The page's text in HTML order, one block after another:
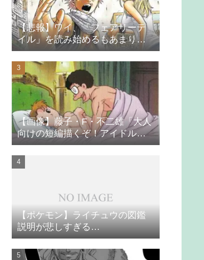
【悲報】ワイ、「フェアリーテ
イル」を読み始めるもあまりの
つまらなさに挫折する
【画像】藤子・F・不二雄「大人
向けの短編描くぞ！アイドルが
無理やり抱かれるシーン入れ
よ」
【ポケモン】ライチュウの図鑑
説明が悲しすぎる…